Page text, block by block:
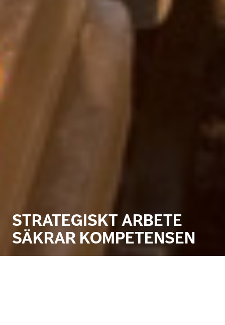
STRATEGISKT ARBETE
SÄKRAR KOMPETENSEN